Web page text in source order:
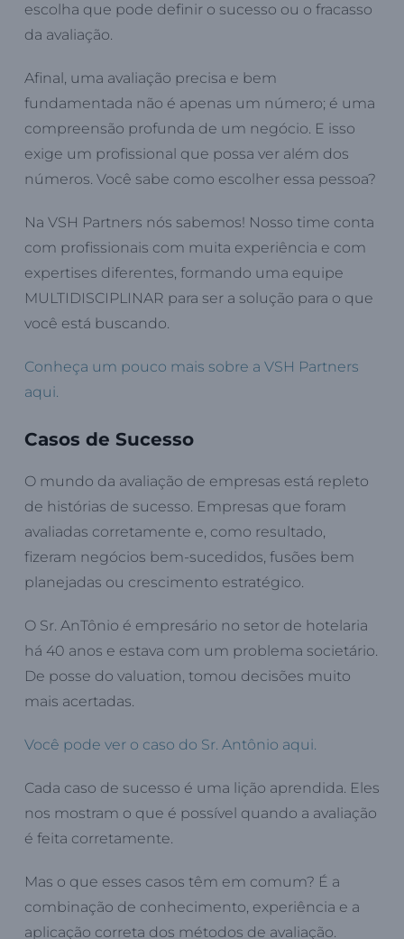
escolha que pode definir o sucesso ou o fracasso
da avaliação.
Afinal, uma avaliação precisa e bem
fundamentada não é apenas um número; é uma
compreensão profunda de um negócio. E isso
exige um profissional que possa ver além dos
números. Você sabe como escolher essa pessoa?
Na VSH Partners nós sabemos! Nosso time conta
com profissionais com muita experiência e com
expertises diferentes, formando uma equipe
MULTIDISCIPLINAR para ser a solução para o que
você está buscando.
Conheça um pouco mais sobre a VSH Partners
aqui.
Casos de Sucesso
O mundo da avaliação de empresas está repleto
de histórias de sucesso. Empresas que foram
avaliadas corretamente e, como resultado,
fizeram negócios bem-sucedidos, fusões bem
planejadas ou crescimento estratégico.
O Sr. AnTônio é empresário no setor de hotelaria
há 40 anos e estava com um problema societário.
De posse do valuation, tomou decisões muito
mais acertadas.
Você pode ver o caso do Sr. Antônio aqui.
Cada caso de sucesso é uma lição aprendida. Eles
nos mostram o que é possível quando a avaliação
é feita corretamente.
Mas o que esses casos têm em comum? É a
combinação de conhecimento, experiência e a
aplicação correta dos métodos de avaliação.